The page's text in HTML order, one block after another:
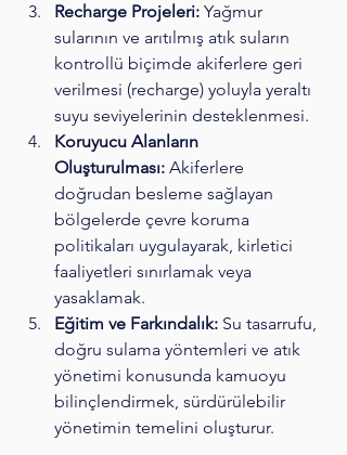
Recharge Projeleri: Yağmur
sularının ve arıtılmış atık suların
kontrollü biçimde akiferlere geri
verilmesi (recharge) yoluyla yeraltı
suyu seviyelerinin desteklenmesi.
Koruyucu Alanların
Oluşturulması: Akiferlere
doğrudan besleme sağlayan
bölgelerde çevre koruma
politikaları uygulayarak, kirletici
faaliyetleri sınırlamak veya
yasaklamak.
Eğitim ve Farkındalık: Su tasarrufu,
doğru sulama yöntemleri ve atık
yönetimi konusunda kamuoyu
bilinçlendirmek, sürdürülebilir
yönetimin temelini oluşturur.